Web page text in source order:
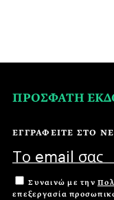
ΠΡΟΣΦΑΤΗ
ΕΓΓΡΑΦΕΙΤΕ ΣΤΟ
Συναινώ με την
επεξεργασία